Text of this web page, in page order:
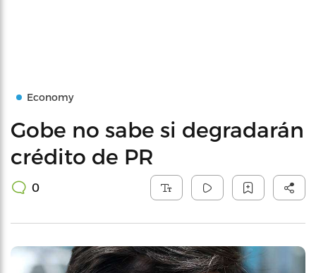
Economy
Gobe no sabe si degradarán
crédito de PR
0